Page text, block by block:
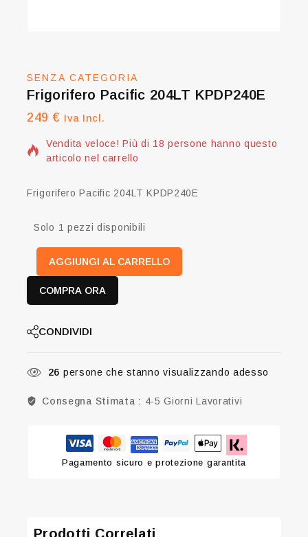
SENZA CATEGORIA
Frigorifero Pacific 204LT KPDP240E
249 € Iva Incl.
3 prodotti venduti nelle ultime 14 ore
Vendita veloce! Più di 18 persone hanno questo
articolo nel carrello
Frigorifero Pacific 204LT KPDP240E
Solo 1 pezzi disponibili
AGGIUNGI AL CARRELLO
COMPRA ORA
CONDIVIDI
26 persone che stanno visualizzando adesso
Consegna Stimata : 4-5 Giorni Lavorativi
Pagamento sicuro e protezione garantita
Prodotti Correlati